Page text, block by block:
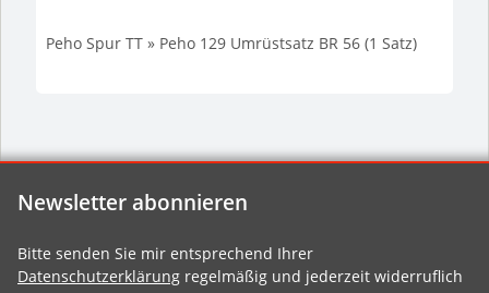
Peho Spur TT » Peho 129 Umrüstsatz BR 56 (1 Satz)
Newsletter abonnieren
Bitte senden Sie mir entsprechend Ihrer
Datenschutzerklärung regelmäßig und jederzeit widerruflich